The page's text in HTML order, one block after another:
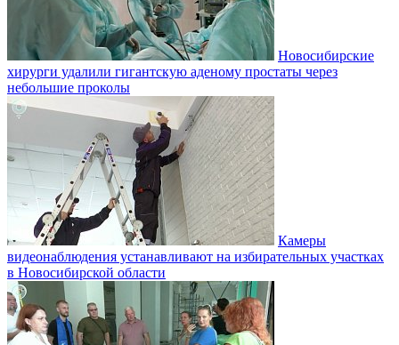
Новосибирские
хирурги удалили гигантскую аденому простаты через
небольшие проколы
Камеры
видеонаблюдения устанавливают на избирательных участках
в Новосибирской области